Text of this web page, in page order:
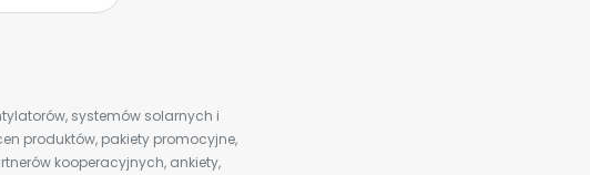
systemów solarnych i
produktów, pakiety promocyjne,
kooperacyjnych, ankiety,